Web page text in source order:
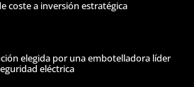
coste a inversión estratégica
elegida por una embotelladora líder
eléctrica